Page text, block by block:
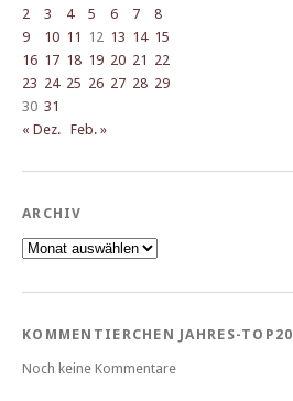
2
3 4 5 6 7
8
9
10 11 12 13 14 15
16 17 18 19 20 21 22
23 24 25 26 27 28 29
30 31
« Dez. Feb. »
ARCHIV
Archiv
KOMMENTIERCHEN JAHRES-TOP20
Noch keine Kommentare